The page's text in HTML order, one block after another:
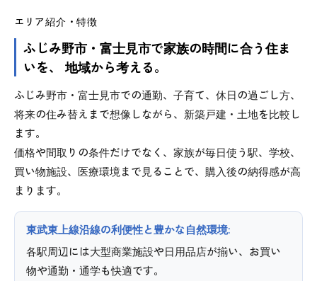
エリア紹介・特徴
ふじみ野市・富士見市で家族の時間に合う住ま
いを、 地域から考える。
ふじみ野市・富士見市での通勤、子育て、休日の過ごし方、
将来の住み替えまで想像しながら、新築戸建・土地を比較し
ます。
価格や間取りの条件だけでなく、家族が毎日使う駅、学校、
買い物施設、医療環境まで見ることで、購入後の納得感が高
まります。
東武東上線沿線の利便性と豊かな自然環境:
各駅周辺には大型商業施設や日用品店が揃い、お買い
物や通勤・通学も快適です。